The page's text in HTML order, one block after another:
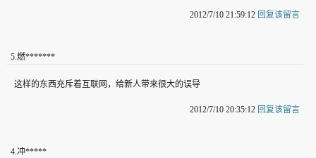
2012/7/10 21:59:12 回复该留言
5.燃*******
这样的东西充斥着互联网，给新人带来很大的误导
2012/7/10 20:35:12 回复该留言
4.冲*****